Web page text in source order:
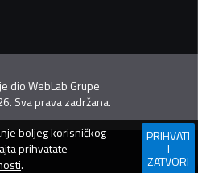
dioWebLab Grupe
Sva prava zadržana.
boljeg korisničkog
prihvatate
.
PRIHVATI
I
ZATVORI